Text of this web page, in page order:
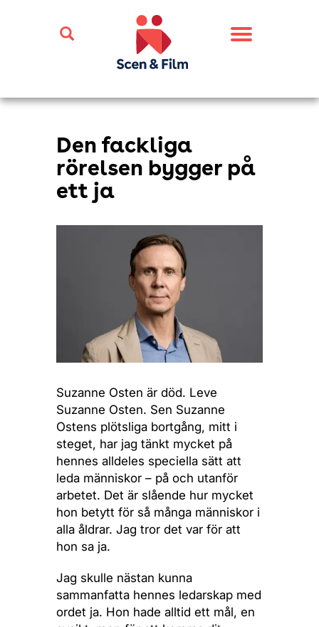
Toggle
Den fackliga
rörelsen bygger på
ett ja
Suzanne Osten är död. Leve
Suzanne Osten. Sen Suzanne
Ostens plötsliga bortgång, mitt i
steget, har jag tänkt mycket på
hennes alldeles speciella sätt att
leda människor – på och utanför
arbetet. Det är slående hur mycket
hon betytt för så många människor i
alla åldrar. Jag tror det var för att
hon sa ja.
Jag skulle nästan kunna
sammanfatta hennes ledarskap med
ordet ja. Hon hade alltid ett mål, en